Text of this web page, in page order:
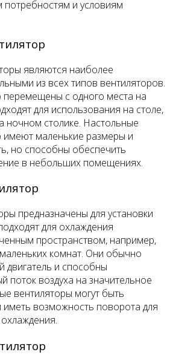
потребностям и условиям
являются наиболее
из всех типов вентиляторов.
перемещены с одного места на
для использования на столе,
ночном столике. Настольные
маленькие размеры и
но способны обеспечить
в небольших помещениях.
предназначены для установки
для охлаждения
пространством, например,
комнат. Они обычно
и способны
поток воздуха на значительное
вентиляторы могут быть
возможность поворота для